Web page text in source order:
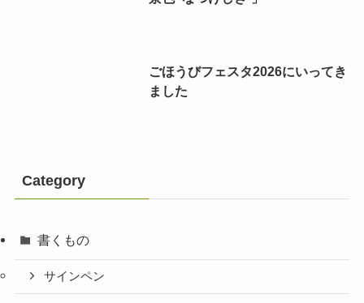
ごほうびフェスタ2026にいってき
ました
Category
書くもの
サインペン